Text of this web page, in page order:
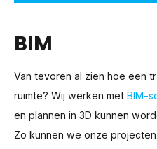
BIM
Van tevoren al zien hoe een
ruimte? Wij werken met BIM-
en plannen in 3D kunnen
Zo kunnen we onze